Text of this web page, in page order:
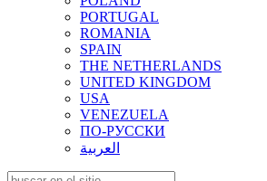
PORTUGAL
ROMANIA
SPAIN
THE NETHERLANDS
UNITED KINGDOM
USA
VENEZUELA
ПО-РУССКИ
العربية